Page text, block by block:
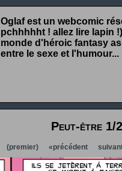
Oglaf est un webcomic
pchhhhht ! allez lire lapin
monde d'héroic fantasy
entre le sexe et l'humour...
Peut-être 1/
(premier) «précédent